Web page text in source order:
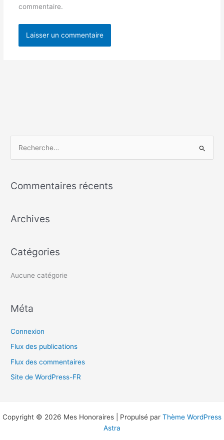
commentaire.
h
r
e
r
Commentaires récents
Archives
Catégories
Aucune catégorie
Méta
Connexion
Flux des publications
Flux des commentaires
Site de WordPress-FR
Copyright © 2026 Mes Honoraires | Propulsé par Thème WordPress
Astra